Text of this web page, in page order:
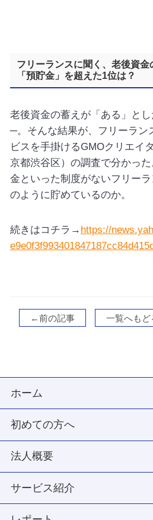
フリーランスに聞く、老後資
「預貯金」を超えた1位は？
老後資金の蓄えが「ある」と
─。そんな結果が、フリーラン
ビスを手掛けるGMOクリエイ
京都渋谷区）の調査で分かった
金といった制度がないフリー
のように貯めているのか。
続きはコチラ→ https://
←前の記事 一覧へもど
ホーム
初めての方へ
法人概要
サービス紹介